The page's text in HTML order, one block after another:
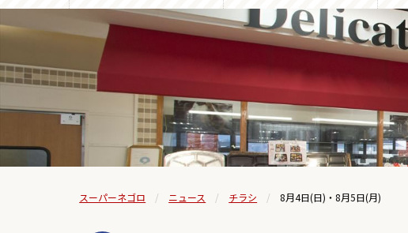
スーパーネゴロ ニュース チラシ 8月4日(日)・8月5日(月)